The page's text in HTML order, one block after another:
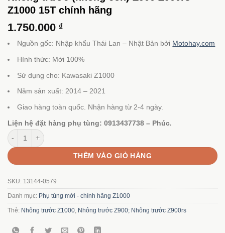
Z1000 15T chính hãng
1.750.000 ₫
Nguồn gốc: Nhập khẩu Thái Lan – Nhật Bản bởi Motohay.com
Hình thức: Mới 100%
Sử dụng cho: Kawasaki Z1000
Năm sản xuất: 2014 – 2021
Giao hàng toàn quốc. Nhận hàng từ 2-4 ngày.
Liện hệ đặt hàng phụ tùng: 0913437738 – Phúc.
Nhông trước (nhông con) Z900 Z900rs Z1000 15T chính hãng số
THÊM VÀO GIỎ HÀNG
SKU: 13144-0579
Danh mục: Phụ tùng mới - chính hãng Z1000
Thẻ: Nhông trước Z1000, Nhông trước Z900; Nhông trước Z900rs